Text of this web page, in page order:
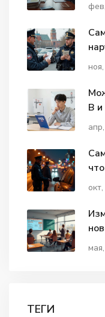
B
ТЕГИ